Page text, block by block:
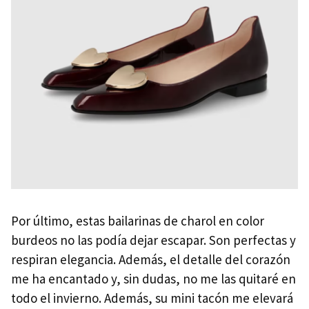
Por último, estas bailarinas de charol en color
burdeos no las podía dejar escapar. Son perfectas y
respiran elegancia. Además, el detalle del corazón
me ha encantado y, sin dudas, no me las quitaré en
todo el invierno. Además, su mini tacón me elevará